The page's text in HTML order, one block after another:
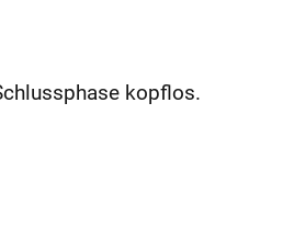
kopflos.